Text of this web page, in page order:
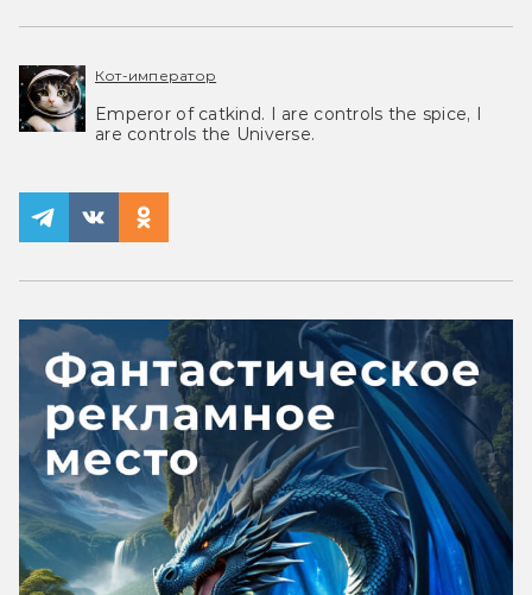
Кот-император
Emperor of catkind. I are controls the spice, I
are controls the Universe.